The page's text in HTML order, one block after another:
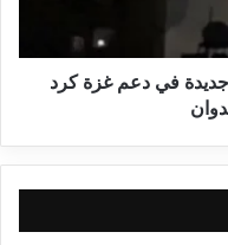
في دعم غزة كرد